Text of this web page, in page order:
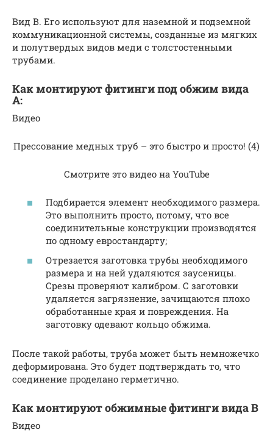
Вид В. Его используют для наземной и подземной
коммуникационной системы, созданные из мягких
и полутвердых видов меди с толстостенными
трубами.
Как монтируют фитинги под обжим вида
А:
Видео
Прессование медных труб – это быстро и просто! (4)
Смотрите это видео на YouTube
Подбирается элемент необходимого размера.
Это выполнить просто, потому, что все
соединительные конструкции производятся
по одному евростандарту;
Отрезается заготовка трубы необходимого
размера и на ней удаляются заусеницы.
Срезы проверяют калибром. С заготовки
удаляется загрязнение, зачищаются плохо
обработанные края и повреждения. На
заготовку одевают кольцо обжима.
После такой работы, труба может быть немножечко
деформирована. Это будет подтверждать то, что
соединение проделано герметично.
Как монтируют обжимные фитинги вида В
Видео